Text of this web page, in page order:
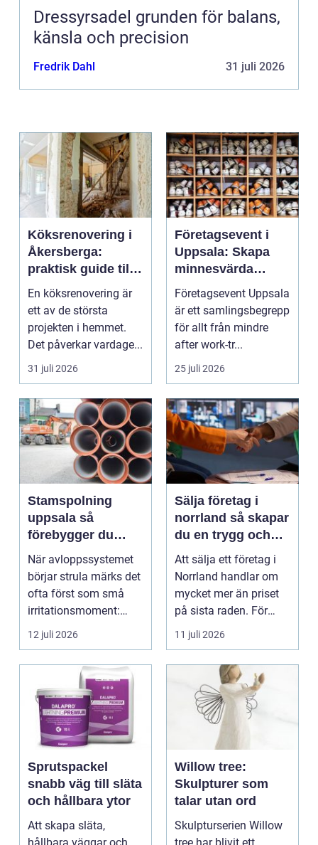
Dressyrsadel grunden för balans,
känsla och precision
Fredrik Dahl 31 juli 2026
Köksrenovering i
Åkersberga:
praktisk guide till
ett smartare kök
En köksrenovering är
ett av de största
projekten i hemmet.
Det påverkar vardage...
31 juli 2026
Företagsevent i
Uppsala: Skapa
minnesvärda
möten som bygger
starkare team
Företagsevent Uppsala
är ett samlingsbegrepp
för allt från mindre
after work-tr...
25 juli 2026
Stamspolning
uppsala så
förebygger du
stopp och
vattenskador i
fastigheten
När avloppssystemet
börjar strula märks det
ofta först som små
irritationsmoment:
långsam avrinning ...
12 juli 2026
Sälja företag i
norrland så skapar
du en trygg och
lönsam affär
Att sälja ett företag i
Norrland handlar om
mycket mer än priset
på sista raden. För
många entrepren...
11 juli 2026
Sprutspackel
snabb väg till släta
och hållbara ytor
Att skapa släta,
Willow tree:
Skulpturer som
talar utan ord
Skulpturserien Willow